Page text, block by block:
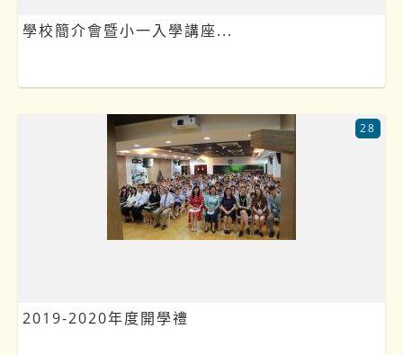
學校簡介會暨小一入學講座...
2019-2020年度開學禮
28